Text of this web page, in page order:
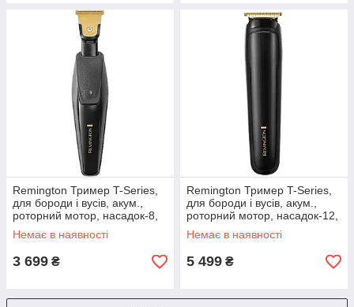
Remington Тример T-Series,
для бороди і вусів, акум.,
роторний мотор, насадок-8,
сталь, чорний
Немає в наявності
3 699 ₴
Remington Тример T-Series,
для бороди і вусів, акум.,
роторний мотор, насадок-12,
сталь, чорний
Немає в наявності
5 499 ₴